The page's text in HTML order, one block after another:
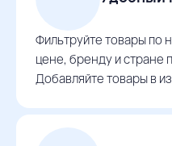
Фильтруйте товары по
цене, бренду и стране
Добавляйте товары в